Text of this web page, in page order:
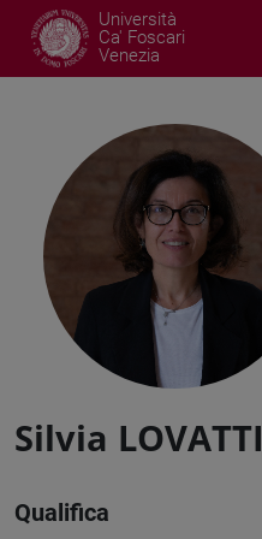
Università
Ca' Foscari
Venezia
Silvia LOVATTI
Qualifica